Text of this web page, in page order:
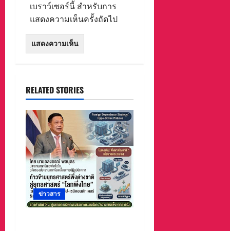
เบราว์เซอร์นี้ สำหรับการ
แสดงความเห็นครั้งถัดไป
RELATED STORIES
ข่าวสาร